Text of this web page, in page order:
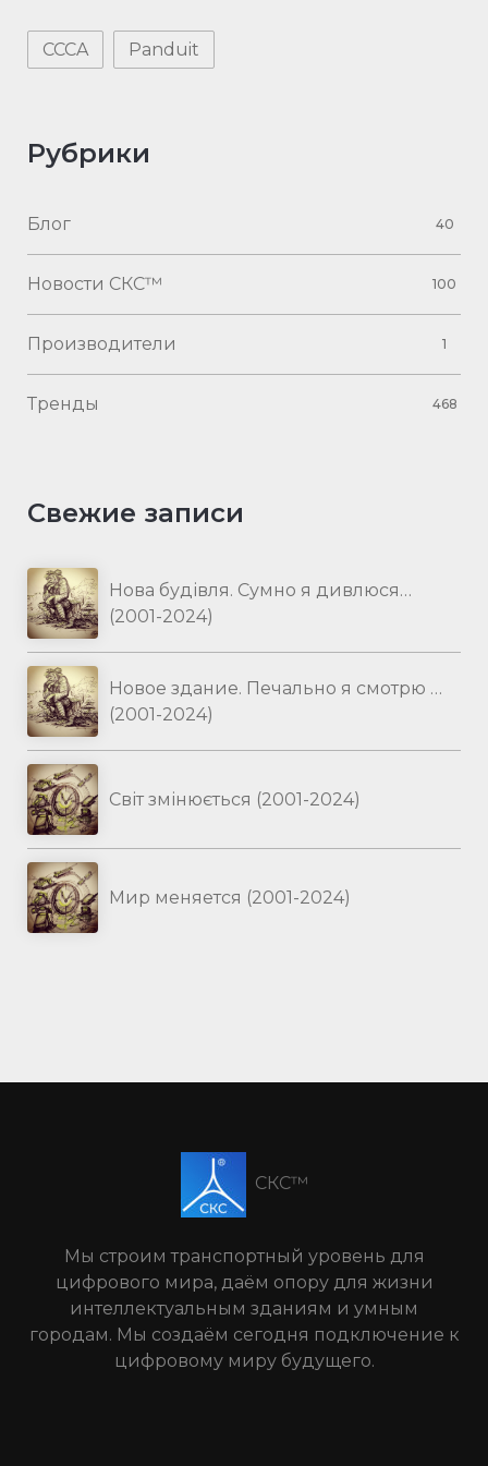
CCCA Panduit
Рубрики
Блог 40
Новости СКС™ 100
Производители 1
Тренды 468
Свежие записи
Нова будівля. Сумно я дивлюся…
(2001-2024)
Новое здание. Печально я смотрю …
(2001-2024)
Світ змінюється (2001-2024)
Мир меняется (2001-2024)
СКС™
Мы строим транспортный уровень для
цифрового мира, даём опору для жизни
интеллектуальным зданиям и умным
городам. Мы создаём сегодня подключение к
цифровому миру будущего.